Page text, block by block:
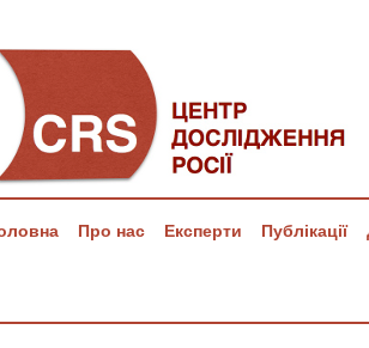
Про нас Експерти Публікації